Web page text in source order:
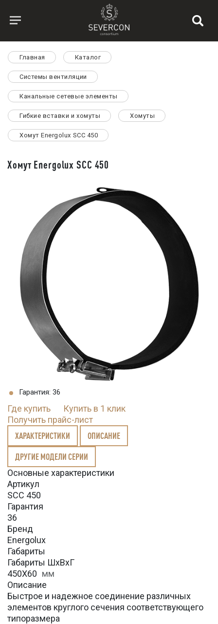
Главная Каталог
Системы вентиляции
Канальные сетевые элементы
Гибкие вставки и хомуты Хомуты
Хомут Energolux SCC 450
Хомут Energolux SCC 450
Гарантия: 36
Где купить
Купить в 1 клик
Получить прайс-лист
ХАРАКТЕРИСТИКИ ОПИСАНИЕ
ДРУГИЕ МОДЕЛИ СЕРИИ
Основные характеристики
Артикул
SCC 450
Гарантия
36
Бренд
Energolux
Габариты
Габариты ШхВхГ
450X60 мм
Описание
Быстрое и надежное соединение различных
элементов круглого сечения соответствующего
типоразмера